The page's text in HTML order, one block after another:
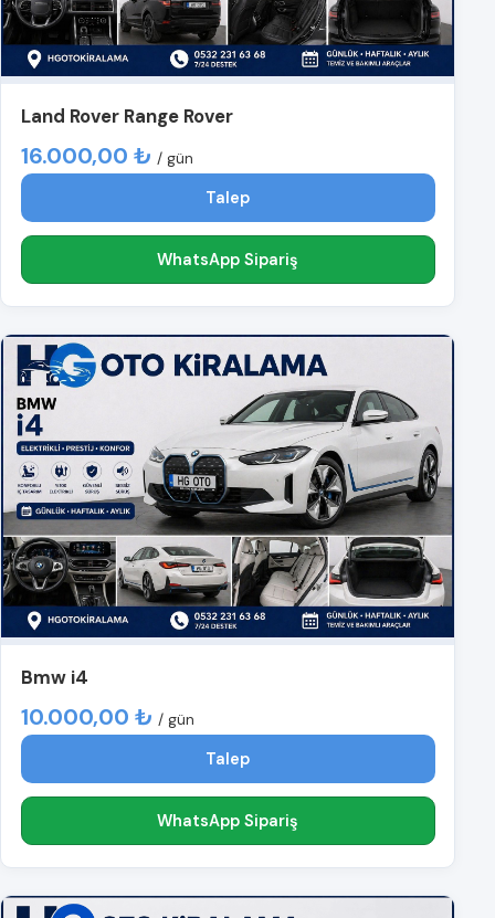
Land Rover Range Rover
16.000,00 ₺ / gün
Talep
WhatsApp Sipariş
Bmw i4
10.000,00 ₺ / gün
Talep
WhatsApp Sipariş